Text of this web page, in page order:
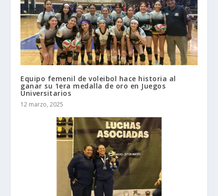
Equipo femenil de voleibol hace historia al
ganar su 1era medalla de oro en Juegos
Universitarios
12 marzo, 2025